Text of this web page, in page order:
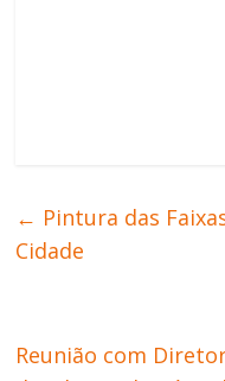
← Pintura das
Cidade
Reunião com